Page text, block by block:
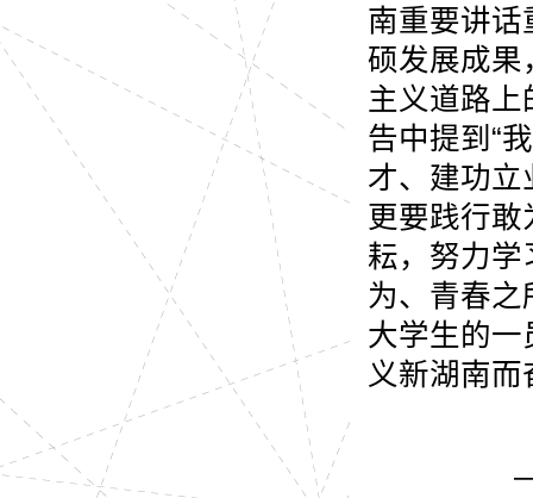
南重要讲话
硕发展成果
主义道路
告中提到“
才、建功立
更要践行敢
耘，努力学
为、青春
大学生的一
义新湖南而